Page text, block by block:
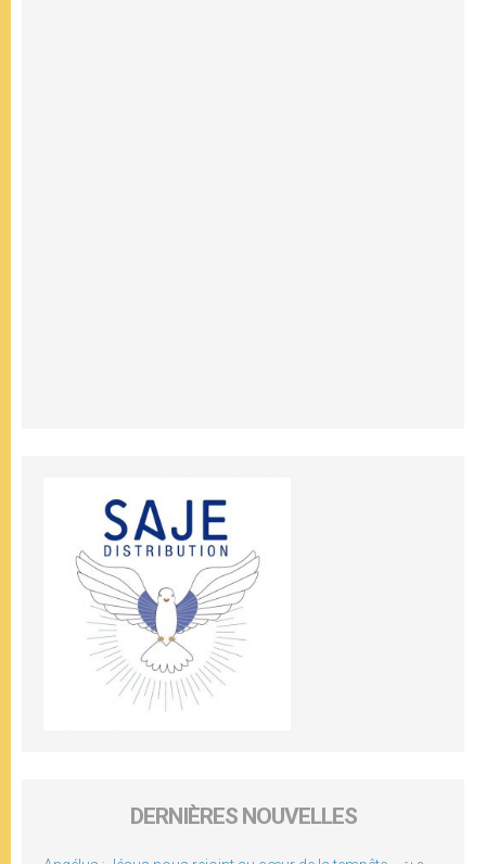
DERNIÈRES NOUVELLES